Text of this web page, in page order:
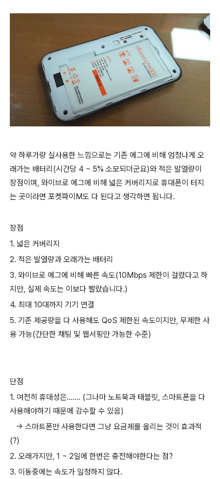
약 하루가량 실사용한 느낌으로는 기존 에그에 비해 엄청나게 오
래가는 배터리(시간당 4 ~ 5% 소모되더군요)와 적은 발열량이
장점이며, 와이브로 에그에 비해 넓은 커버리지로 휴대폰이 터지
는 곳이라면 포켓파이M도 다 된다고 생각하면 됩니다.
장점
1. 넓은 커버리지
2. 적은 발열량과 오래가는 배터리
3. 와이브로 에그에 비해 빠른 속도(10Mbps 제한이 걸렸다고 하
지만, 실제 속도는 이보다 빨랐습니다.)
4. 최대 10대까지 기기 연결
5. 기존 제공량을 다 사용해도 QoS 제한된 속도이지만, 무제한 사
용 가능(간단한 채팅 및 웹서핑만 가능한 수준)
단점
1. 여전히 휴대성은....... (그나마 노트북과 태블릿, 스마트폰을 다
사용해야하기 때문에 감수할 수 있음)
-> 스마트폰만 사용한다면 그냥 요금제를 올리는 것이 효과적
(?)
2. 오래가지만, 1 ~ 2일에 한번은 충전해야한다는 점?
3. 이동중에는 속도가 일정하지 않다.